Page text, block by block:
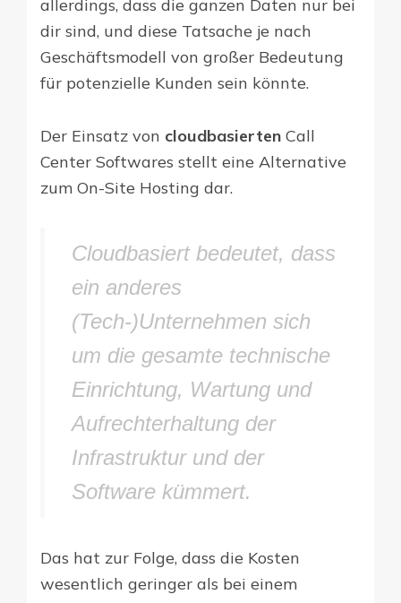
allerdings, dass die ganzen Daten nur bei
dir sind, und diese Tatsache je nach
Geschäftsmodell von großer Bedeutung
für potenzielle Kunden sein könnte.
Der Einsatz von cloudbasierten Call
Center Softwares stellt eine Alternative
zum On-Site Hosting dar.
Cloudbasiert bedeutet, dass
ein anderes
(Tech-)Unternehmen sich
um die gesamte technische
Einrichtung, Wartung und
Aufrechterhaltung der
Infrastruktur und der
Software kümmert.
Das hat zur Folge, dass die Kosten
wesentlich geringer als bei einem